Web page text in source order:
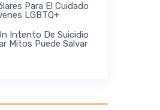
Para El Cuidado
LGBTQ+
Intento De Suicidio
Mitos Puede Salvar